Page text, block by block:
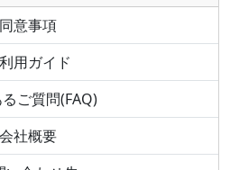
同意事項
用ガイド
ご質問(FAQ)
会社概要